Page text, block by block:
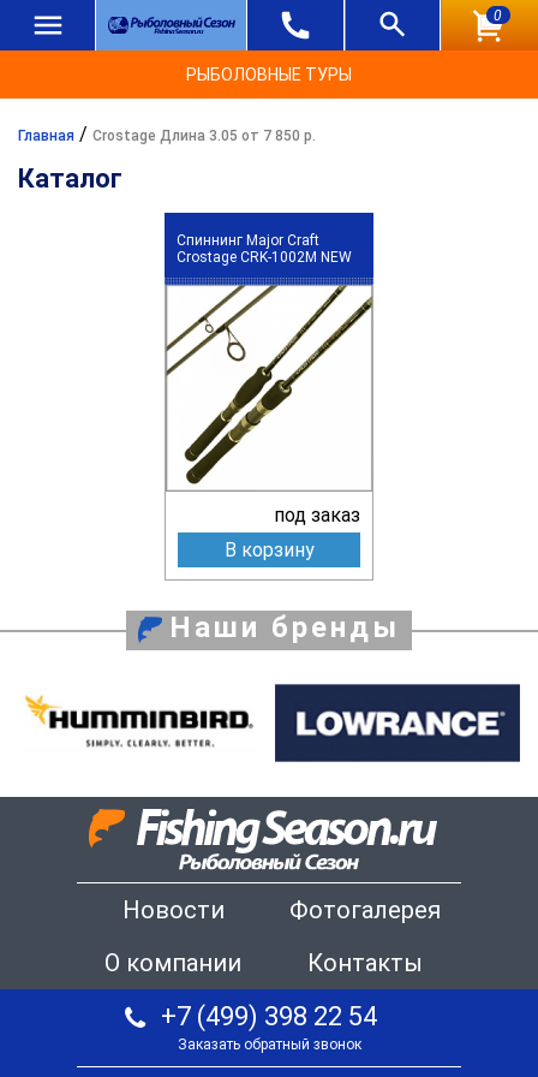
0
РЫБОЛОВНЫЕ ТУРЫ
Главная / Crostage Длина 3.05 от 7 850 р.
Каталог
Спиннинг Major Craft
Crostage CRK-1002M NEW
под заказ
В корзину
Наши бренды
Новости
Фотогалерея
О компании
Контакты
+7 (499) 398 22 54
Заказать обратный звонок